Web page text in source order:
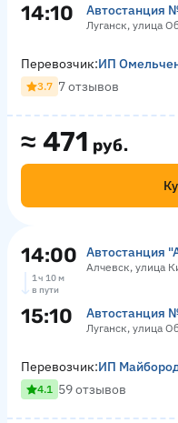
14:10 Автостанция
Луганск, улица
≈ 471 руб.
Перевозчик:ИП
3.7 7 отзывов
14:00 Автостанция
Алчевск, улица
1 ч 10 м
в пути
15:10 Автостанция
Луганск, улица
Перевозчик:ИП
4.1 59 отзывов